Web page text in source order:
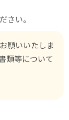
さい。
願いいたしま
類等について